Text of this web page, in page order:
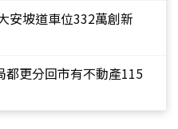
安坡道車位332萬創新
都更分回市有不動產115